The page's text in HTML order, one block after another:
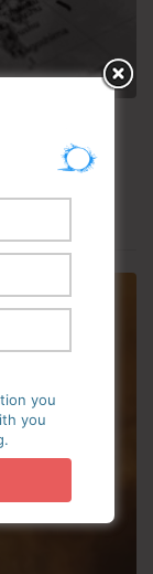
–
you
you